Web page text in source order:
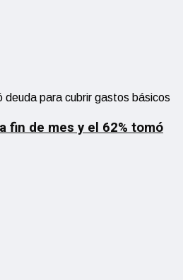
fin de mes y el 62% tomó